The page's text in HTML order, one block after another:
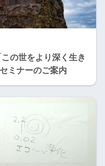
この世をより深く生き
ミナーのご案内